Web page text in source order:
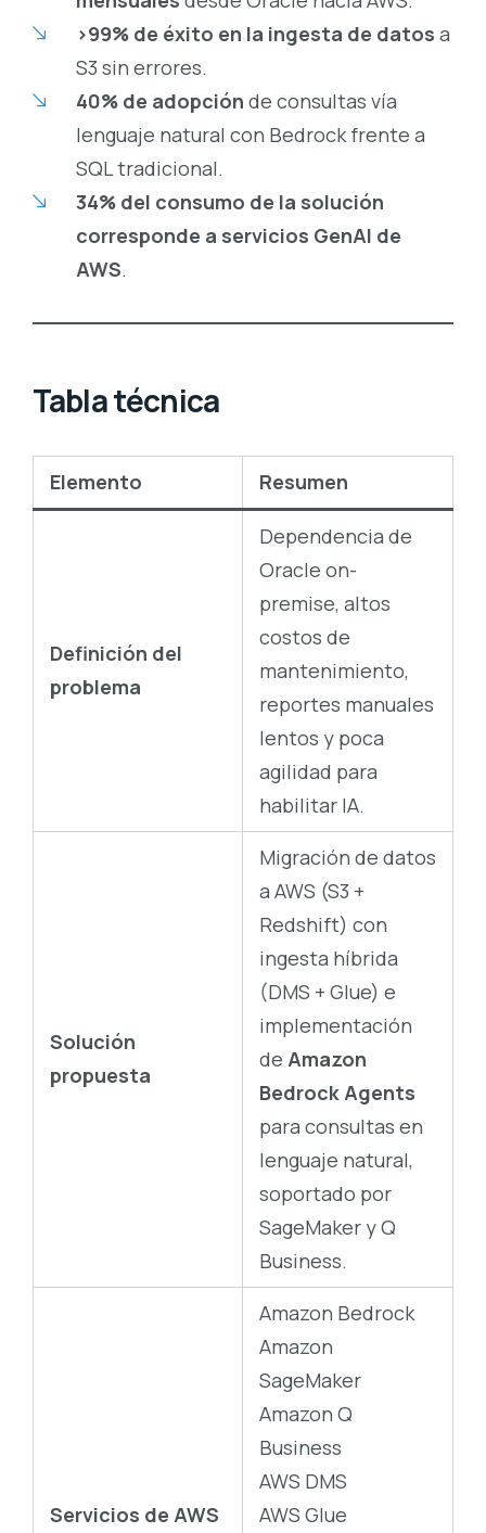
>99% de éxito en la ingesta de datos a
S3 sin errores.
40% de adopción de consultas vía
lenguaje natural con Bedrock frente a
SQL tradicional.
34% del consumo de la solución
corresponde a servicios GenAI de
AWS.
Tabla técnica
Elemento Resumen
Definición del
problema
Dependencia de
Oracle on-
premise, altos
costos de
mantenimiento,
reportes manuales
lentos y poca
agilidad para
habilitar IA.
Solución
propuesta
Migración de datos
a AWS (S3 +
Redshift) con
ingesta híbrida
(DMS + Glue) e
implementación
de Amazon
Bedrock Agents
para consultas en
lenguaje natural,
soportado por
SageMaker y Q
Business.
Servicios de AWS
Amazon Bedrock
Amazon
SageMaker
Amazon Q
Business
AWS DMS
AWS Glue